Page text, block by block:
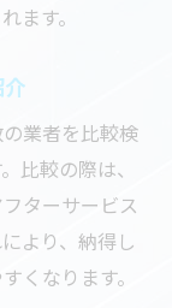
ます。
業者を比較検
比較の際は、
ターサービス
より、納得し
くなります。